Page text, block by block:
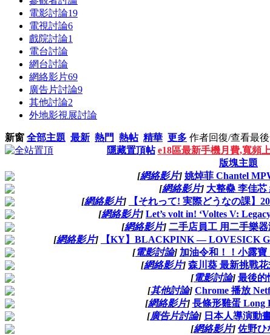
電影討論19
電視討論6
戲院討論1
電台討論
網台討論
網絡影片69
廣告片討論9
其他討論2
外地影視展討論
新窗 全部主題 最新 熱門 熱帖 精華 更多 作者回復/查看最
隱藏置頂帖 e18區最新手機月費,寬頻
版塊主題
[網絡影片] 姚焯菲 Chantel
[網絡影片] 大整蠱 李佳芯
[網絡影片] 【それって! 実際どうなの課】
[網絡影片] Let’s volt in! ‘Voltes V:
[網絡影片] 二手店員工 用二手樂
[網絡影片] 【KY】BLACKPINK — LOVESICK
[電影討論] 加油令和！！小露
[網絡影片] 森川葵 最新挑戰花
[電影討論] 最後的
[其他討論] Chrome 播放
[網絡影片] 長條形雞蛋 Long
[廣告片討論] 日本人導演動
[網絡影片] 佐野ひ